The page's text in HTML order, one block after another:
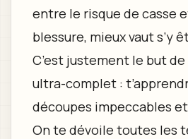
entre le risque de casse
blessure, mieux vaut s’y
C’est justement le but
ultra-complet :
découpes impeccables
On te dévoile toutes les